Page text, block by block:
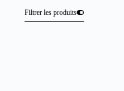
Filtrer les produits